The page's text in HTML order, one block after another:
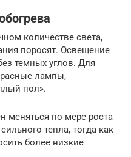
количестве света,
поросят. Освещение
темных углов. Для
лампы,
пол».
меняться по мере роста
тепла, тогда как
более низкие